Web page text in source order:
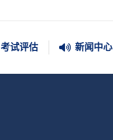
考试评估 新闻中心